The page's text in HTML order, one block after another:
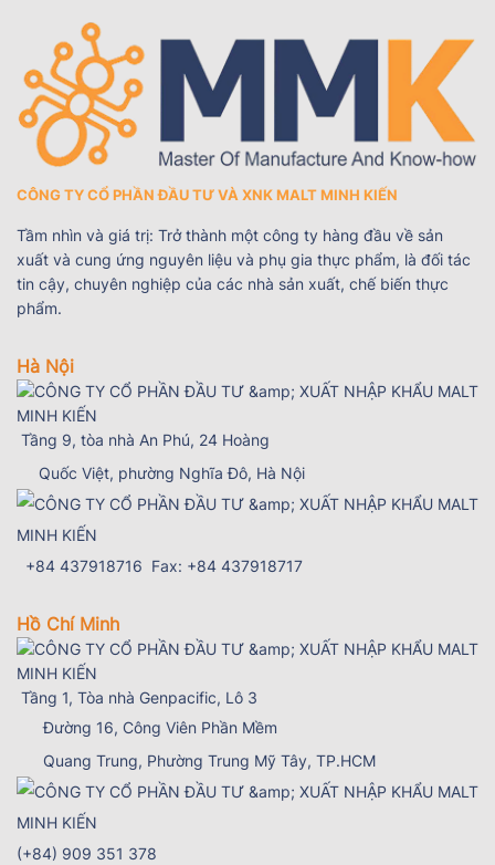
CÔNG TY CỔ PHẦN ĐẦU TƯ VÀ XNK MALT MINH KIẾN
Tầm nhìn và giá trị: Trở thành một công ty hàng đầu về sản
xuất và cung ứng nguyên liệu và phụ gia thực phẩm, là đối tác
tin cậy, chuyên nghiệp của các nhà sản xuất, chế biến thực
phẩm.
Hà Nội
Tầng 9, tòa nhà An Phú, 24 Hoàng
Quốc Việt, phường Nghĩa Đô, Hà Nội
+84 437918716 Fax: +84 437918717
Hồ Chí Minh
Tầng 1, Tòa nhà Genpacific, Lô 3
Đường 16, Công Viên Phần Mềm
Quang Trung, Phường Trung Mỹ Tây, TP.HCM
(+84) 909 351 378